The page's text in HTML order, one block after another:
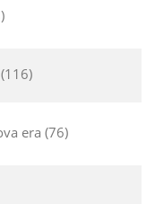
116
era 76